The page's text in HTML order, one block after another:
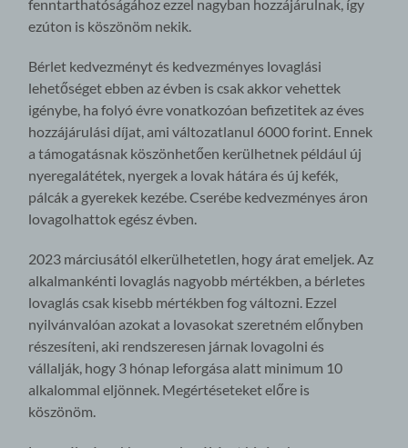
fenntarthatóságához ezzel nagyban hozzájárulnak, így
ezúton is köszönöm nekik.
Bérlet kedvezményt és kedvezményes lovaglási
lehetőséget ebben az évben is csak akkor vehettek
igénybe, ha folyó évre vonatkozóan befizetitek az éves
hozzájárulási díjat, ami változatlanul 6000 forint. Ennek
a támogatásnak köszönhetően kerülhetnek például új
nyeregalátétek, nyergek a lovak hátára és új kefék,
pálcák a gyerekek kezébe. Cserébe kedvezményes áron
lovagolhattok egész évben.
2023 márciusától elkerülhetetlen, hogy árat emeljek. Az
alkalmankénti lovaglás nagyobb mértékben, a bérletes
lovaglás csak kisebb mértékben fog változni. Ezzel
nyilvánvalóan azokat a lovasokat szeretném előnyben
részesíteni, aki rendszeresen járnak lovagolni és
vállalják, hogy 3 hónap leforgása alatt minimum 10
alkalommal eljönnek. Megértéseteket előre is
köszönöm.